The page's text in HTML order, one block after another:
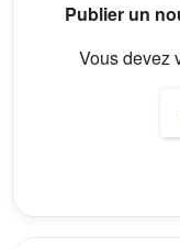
Publier un
Vous devez